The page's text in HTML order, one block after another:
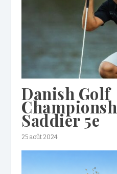
Danish Golf
Saddier 5e
25 août 2024